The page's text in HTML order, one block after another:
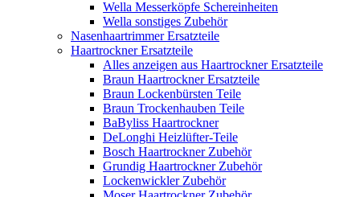
Wella Messerköpfe Schereinheiten
Wella sonstiges Zubehör
Nasenhaartrimmer Ersatzteile
Haartrockner Ersatzteile
Alles anzeigen aus Haartrockner Ersatzteile
Braun Haartrockner Ersatzteile
Braun Lockenbürsten Teile
Braun Trockenhauben Teile
BaByliss Haartrockner
DeLonghi Heizlüfter-Teile
Bosch Haartrockner Zubehör
Grundig Haartrockner Zubehör
Lockenwickler Zubehör